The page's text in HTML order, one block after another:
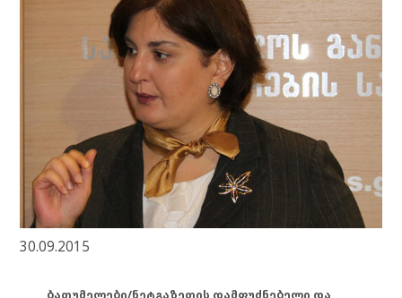
30.09.2015
ბათუმელები/ნეტგაზეთის დამფუძნებელი და